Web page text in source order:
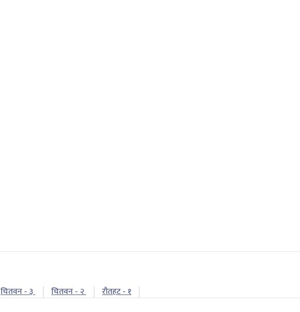
चितवन - ३ चितवन - २ रौतहट - १